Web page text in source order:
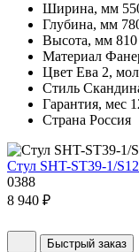
Ширина, мм
Глубина, мм
Высота, мм 810
Материал
Цвет Ева 2,
Стиль
Гарантия, мес
Страна Россия
Стул SHT-ST39-1/
0388
8 940 ₽
Быстрый заказ